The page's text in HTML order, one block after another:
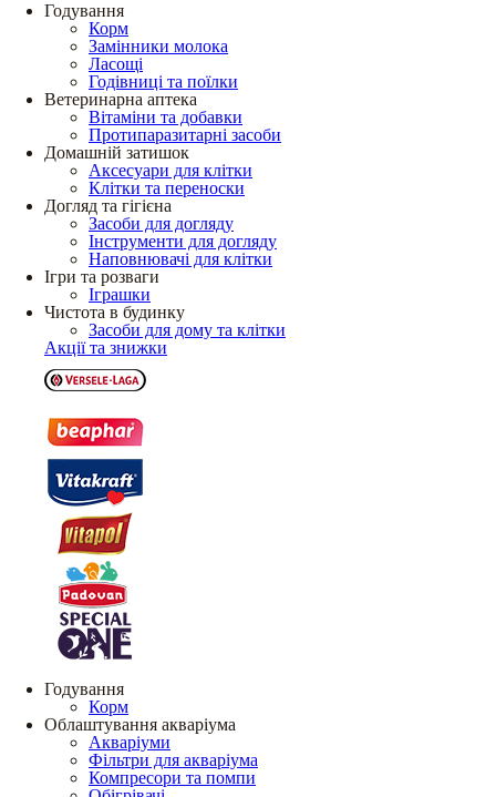
Годування
Корм
Замінники молока
Ласощі
Годівниці та поїлки
Ветеринарна аптека
Вітаміни та добавки
Протипаразитарні засоби
Домашній затишок
Аксесуари для клітки
Клітки та переноски
Догляд та гігієна
Засоби для догляду
Інструменти для догляду
Наповнювачі для клітки
Ігри та розваги
Іграшки
Чистота в будинку
Засоби для дому та клітки
Акції та знижки
Годування
Корм
Облаштування акваріума
Акваріуми
Фільтри для акваріума
Компресори та помпи